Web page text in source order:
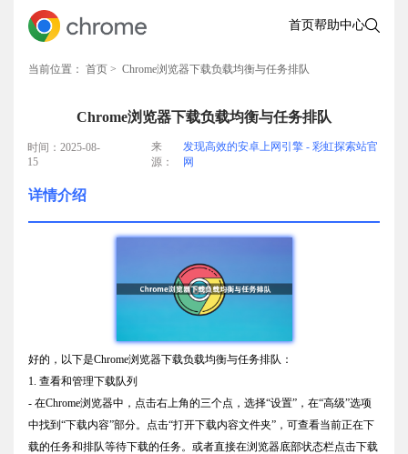
首页帮助中心
当前位置： 首页 > Chrome浏览器下载负载均衡与任务排队
Chrome浏览器下载负载均衡与任务排队
时间：2025-08-
15
来
源：
发现高效的安卓上网引擎 - 彩虹探索站官
网
详情介绍
好的，以下是Chrome浏览器下载负载均衡与任务排队：
1. 查看和管理下载队列
- 在Chrome浏览器中，点击右上角的三个点，选择“设置”，在“高级”选项
中找到“下载内容”部分。点击“打开下载内容文件夹”，可查看当前正在下
载的任务和排队等待下载的任务。或者直接在浏览器底部状态栏点击下载